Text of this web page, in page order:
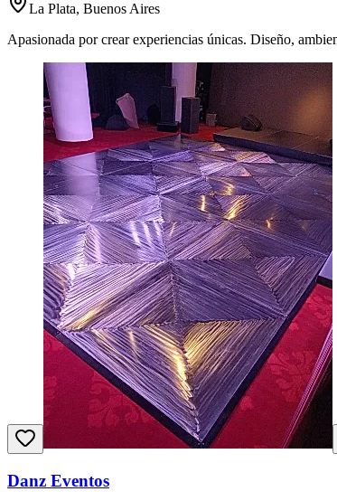
La Plata, Buenos Aires
Apasionada por crear experiencias únicas. Diseño,
Danz Eventos